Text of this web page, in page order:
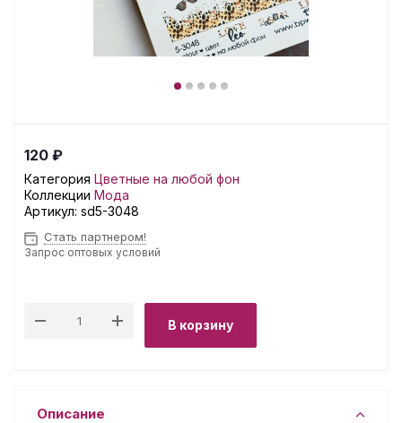
120 ₽
Категория Цветные на любой фон
Коллекции Мода
Артикул: sd5-3048
Стать партнером!
Запрос оптовых условий
В корзину
Описание